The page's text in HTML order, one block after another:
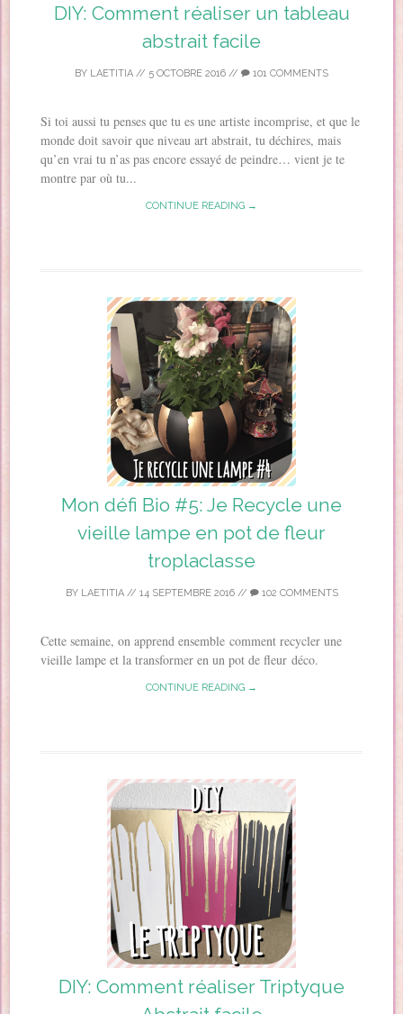
DIY: Comment réaliser un tableau
abstrait facile
BY LAETITIA // 5 OCTOBRE 2016 // 101 COMMENTS
Si toi aussi tu penses que tu es une artiste incomprise, et que le
monde doit savoir que niveau art abstrait, tu déchires, mais
qu’en vrai tu n’as pas encore essayé de peindre… vient je te
montre par où tu...
CONTINUE READING →
Mon défi Bio #5: Je Recycle une
vieille lampe en pot de fleur
troplaclasse
BY LAETITIA// 14 SEPTEMBRE 2016// 102 COMMENTS
Cette semaine, on apprend ensemble comment recycler une
vieille lampe et la transformer en un pot de fleur déco.
CONTINUE READING →
DIY: Comment réaliser Triptyque